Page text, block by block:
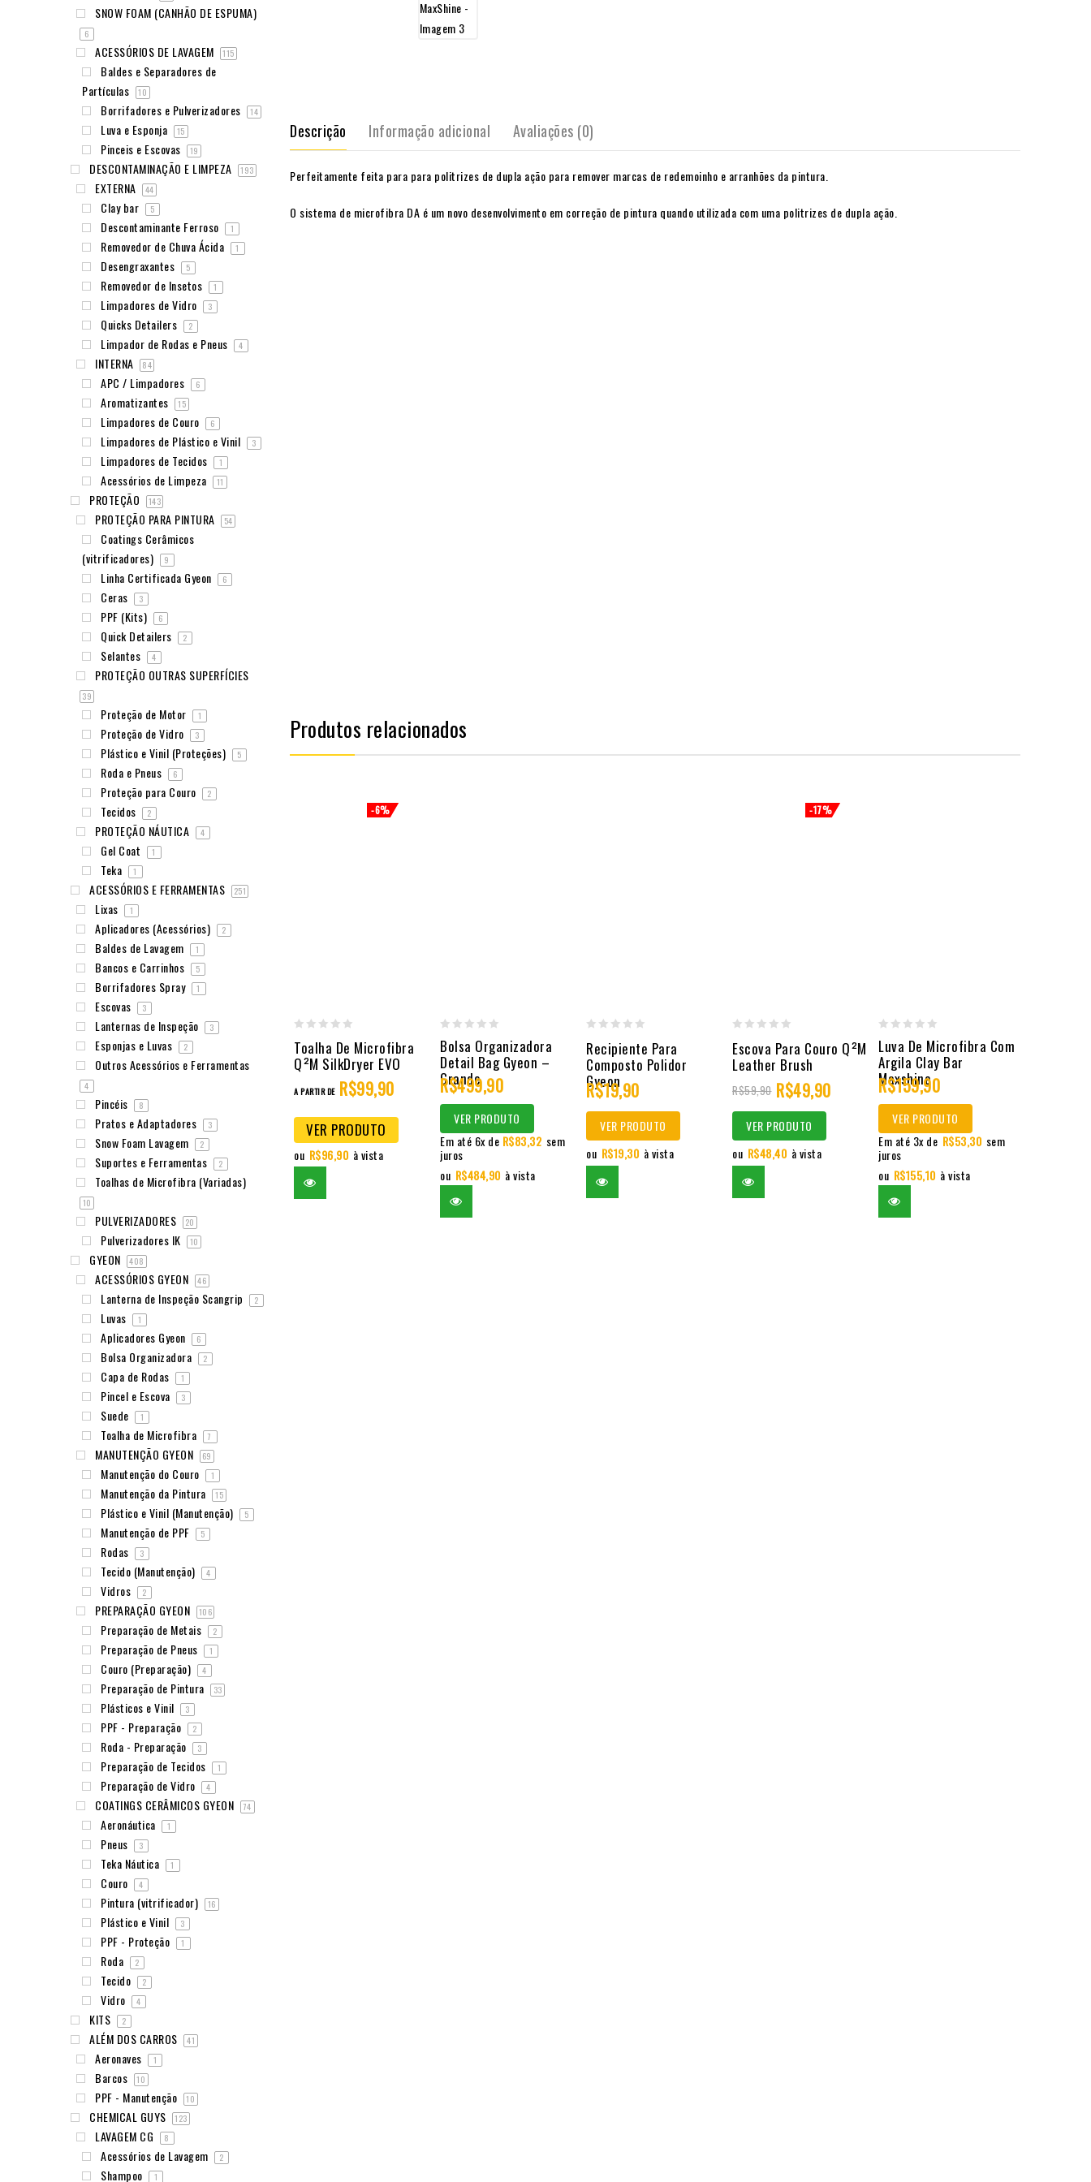
Descrição Informação adicional Avaliações (0)
Perfeitamente feita para para politrizes de dupla ação para remover marcas de redemoinho e arranhões da pintura.
O sistema de microfibra DA é um novo desenvolvimento em correção de pintura quando utilizada com uma politrizes de dupla ação.
Produtos relacionados
-6%
out
Toalha De Microfibra
Q²M SilkDryer EVO
A PARTIR DE R$99,90
VER PRODUTO
ou R$96,90 à vista
out
of
Bolsa Organizadora
Detail Bag Gyeon –
Grande
R$499,90
VER PRODUTO
Em até 6x de R$83,32 sem
juros
ou R$484,90 à vista
out
of
5
Recipiente Para
Composto Polidor
Gyeon
R$19,90
VER PRODUTO
ou R$19,30 à vista
-17%
out
Escova Para Couro Q²M
Leather Brush
R$59,90 R$49,90
VER PRODUTO
ou R$48,40 à vista
out
of
Luva De Microfibra Com
Argila Clay Bar
Maxshine
R$159,90
VER PRODUTO
Em até 3x de R$53,30 sem
juros
ou R$155,10 à vista
SNOW FOAM (CANHÃO DE ESPUMA)
6
ACESSÓRIOS DE LAVAGEM 115
Baldes e Separadores de
Partículas
10
Borrifadores e Pulverizadores 14
Luva e Esponja 15
Pinceis e Escovas 19
DESCONTAMINAÇÃO E LIMPEZA 193
EXTERNA 44
Clay bar 5
Descontaminante Ferroso 1
Removedor de Chuva Ácida 1
Desengraxantes 5
Removedor de Insetos 1
Limpadores de Vidro 3
Quicks Detailers 2
Limpador de Rodas e Pneus 4
INTERNA 84
APC / Limpadores 6
Aromatizantes 15
Limpadores de Couro 6
Limpadores de Plástico e Vinil 3
Limpadores de Tecidos 1
Acessórios de Limpeza 11
PROTEÇÃO 143
PROTEÇÃO PARA PINTURA 54
Coatings Cerâmicos
(vitrificadores)
9
Linha Certificada Gyeon 6
Ceras 3
PPF (Kits) 6
Quick Detailers 2
Selantes 4
PROTEÇÃO OUTRAS SUPERFÍCIES
39
Proteção de Motor 1
Proteção de Vidro 3
Plástico e Vinil (Proteções) 5
Roda e Pneus 6
Proteção para Couro 2
Tecidos 2
PROTEÇÃO NÁUTICA 4
Gel Coat 1
Teka 1
ACESSÓRIOS E FERRAMENTAS 251
Lixas 1
Aplicadores (Acessórios) 2
Baldes de Lavagem 1
Bancos e Carrinhos 5
Borrifadores Spray 1
Escovas 3
Lanternas de Inspeção 3
Esponjas e Luvas 2
Outros Acessórios e Ferramentas
4
Pincéis 8
Pratos e Adaptadores 3
Snow Foam Lavagem 2
Suportes e Ferramentas 2
Toalhas de Microfibra (Variadas)
10
PULVERIZADORES 20
Pulverizadores IK 10
GYEON 408
ACESSÓRIOS GYEON 46
Lanterna de Inspeção Scangrip 2
Luvas 1
Aplicadores Gyeon 6
Bolsa Organizadora 2
Capa de Rodas 1
Pincel e Escova 3
Suede 1
Toalha de Microfibra 7
MANUTENÇÃO GYEON 69
Manutenção do Couro 1
Manutenção da Pintura 15
Plástico e Vinil (Manutenção) 5
Manutenção de PPF 5
Rodas 3
Tecido (Manutenção) 4
Vidros 2
PREPARAÇÃO GYEON 106
Preparação de Metais 2
Preparação de Pneus 1
Couro (Preparação) 4
Preparação de Pintura 33
Plásticos e Vinil 3
PPF - Preparação 2
Roda - Preparação 3
Preparação de Tecidos 1
Preparação de Vidro 4
COATINGS CERÂMICOS GYEON 74
Aeronáutica 1
Pneus 3
Teka Náutica 1
Couro 4
Pintura (vitrificador) 16
Plástico e Vinil 3
PPF - Proteção 1
Roda 2
Tecido 2
Vidro 4
KITS 2
ALÉM DOS CARROS 41
Aeronaves 1
Barcos 10
PPF - Manutenção 10
CHEMICAL GUYS 123
LAVAGEM CG 8
Acessórios de Lavagem 2
Shampoo 1